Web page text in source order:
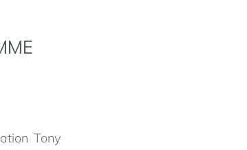
Tony